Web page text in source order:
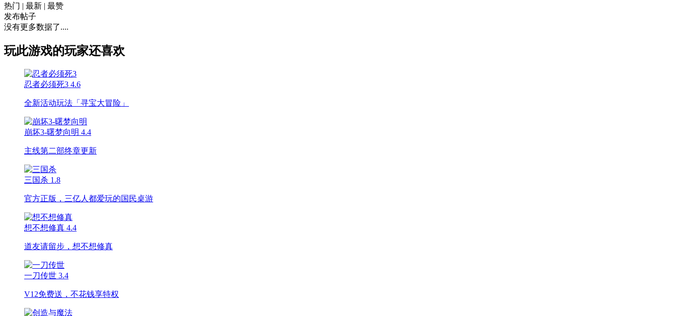
热门 | 最新 | 最赞
发布帖子
没有更多数据了....
玩此游戏的玩家还喜欢
忍者必须死3 4.6
全新活动玩法「寻宝大冒险」
崩坏3-曙梦向明 4.4
主线第二部终章更新
三国杀 1.8
官方正版，三亿人都爱玩的国民桌游
想不想修真 4.4
道友请留步，想不想修真
一刀传世 3.4
V12免费送，不花钱享特权